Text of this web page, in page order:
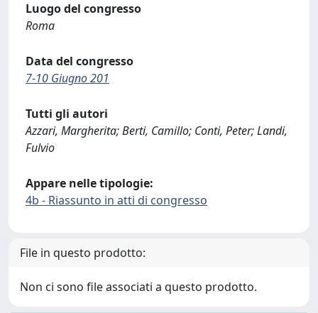
Luogo del congresso
Roma
Data del congresso
7-10 Giugno 201
Tutti gli autori
Azzari, Margherita; Berti, Camillo; Conti, Peter; Landi,
Fulvio
Appare nelle tipologie:
4b - Riassunto in atti di congresso
File in questo prodotto:
Non ci sono file associati a questo prodotto.